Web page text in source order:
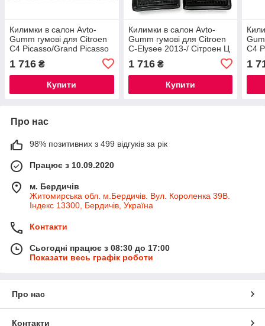
Килимки в салон Avto-
Gumm гумові для Citroen
C4 Picasso/Grand Picasso
2013 / Сітроен Ц4 Пікасо
2013+
1 716 ₴
Купити
Килимки в салон Avto-
Gumm гумові для Citroen
C-Elysee 2013-/ Сітроен Ц
1 716₴
Купити
C4
1
Про нас
98% позитивних з 499 відгуків за рік
Працює з 10.09.2020
м. Бердичів
Житомирська обл. м.Бердичів. Вул. Короленка 39В.
Індекс 13300, Бердичів, Україна
Контакти
Сьогодні працює з 08:30 до 17:00
Показати весь графік роботи
Про нас
Контакти